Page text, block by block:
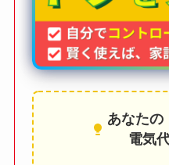
あなたの
電気